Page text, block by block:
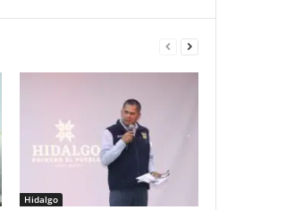
Hidalgo